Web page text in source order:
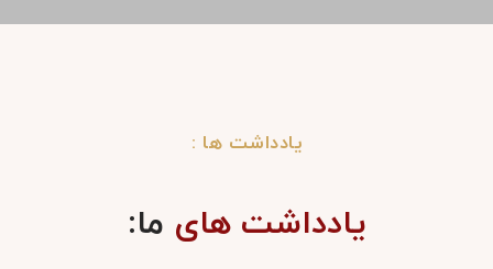
یادداشت ها :
یادداشت های ما: